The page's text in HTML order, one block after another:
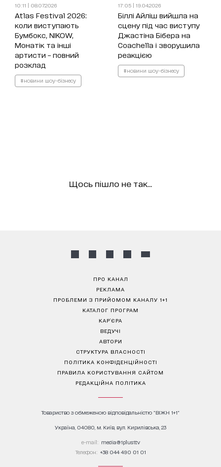
10:11 | 08.07.2026
Atlas Festival 2026:
коли виступають
Бумбокс, NIKOW,
Монатік та інші
артисти – повний
розклад
#новини шоу-бізнесу
17:05 | 19.04.2026
Біллі Айліш вийшла на
сцену під час виступу
Джастіна Бібера на
Coachella і зворушила
реакцією
#новини шоу-бізнесу
Щось пішло не так...
ПРО КАНАЛ
РЕКЛАМА
ПРОБЛЕМИ З ПРИЙОМОМ КАНАЛУ 1+1
КАТАЛОГ ПРОГРАМ
КАР’ЄРА
ВЕДУЧІ
АВТОРИ
СТРУКТУРА ВЛАСНОСТІ
ПОЛІТИКА КОНФІДЕНЦІЙНОСТІ
ПРАВИЛА КОРИСТУВАННЯ САЙТОМ
РЕДАКЦІЙНА ПОЛІТИКА
Товариство з обмеженою відповідальністю "ВІЖН 1+1"
Україна, 04080, м. Київ, вул. Кирилівська, 23
е-mail: media@1plus1.tv
Телефон: +38 044 490 01 01